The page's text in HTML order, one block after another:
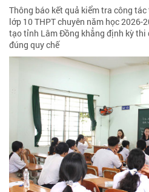
Thông báo kết quả kiểm tra công
lớp 10 THPT chuyên năm học 2026-
tạo tỉnh Lâm Đồng khẳng định kỳ thi
đúng quy chế